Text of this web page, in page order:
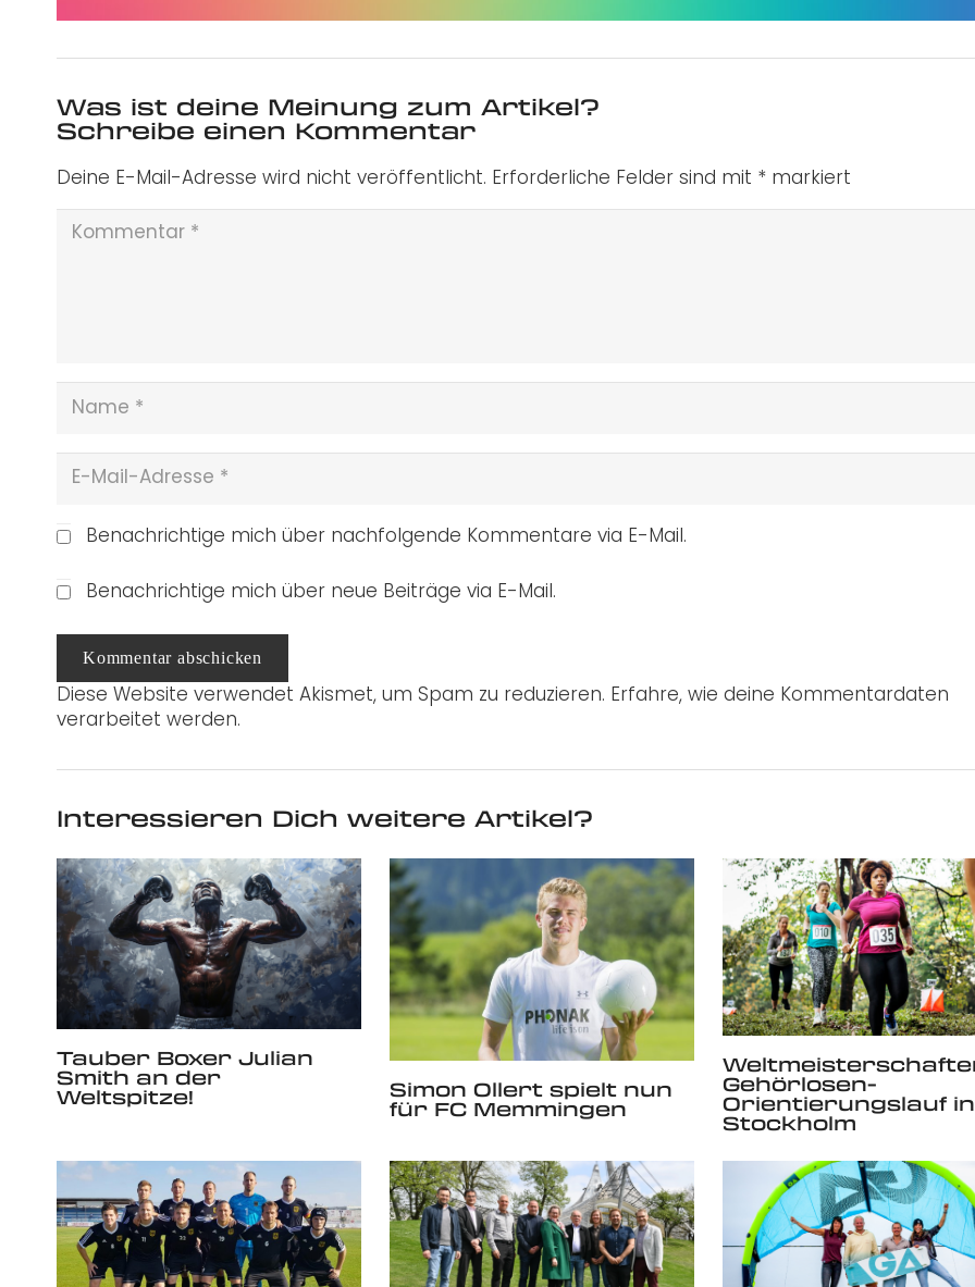
Was ist deine Meinung zum Artikel?
Schreibe einen Kommentar
Deine E-Mail-Adresse wird nicht veröffentlicht. Erforderliche Felder sind mit * markiert
Benachrichtige mich über nachfolgende Kommentare via E-Mail.
Benachrichtige mich über neue Beiträge via E-Mail.
Kommentar abschicken
Diese Website verwendet Akismet, um Spam zu reduzieren. Erfahre, wie deine Kommentardaten
verarbeitet werden.
Interessieren Dich weitere Artikel?
Tauber Boxer Julian
Smith an der
Weltspitze! Simon Ollert spielt nun
für FC Memmingen
Gehörlosen-
Orientierungslauf in
Stockholm